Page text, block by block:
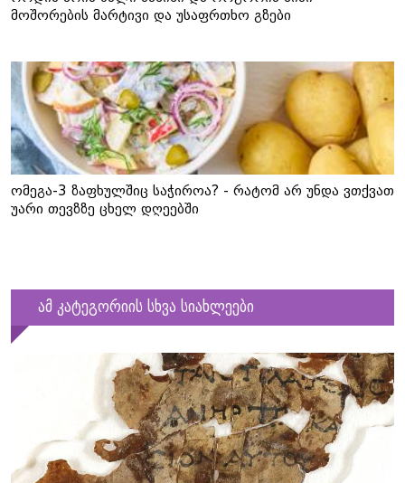
მოშორების მარტივი და უსაფრთხო გზები
ომეგა-3 ზაფხულშიც საჭიროა? - რატომ არ უნდა ვთქვათ
უარი თევზზე ცხელ დღეებში
ამ კატეგორიის სხვა სიახლეები